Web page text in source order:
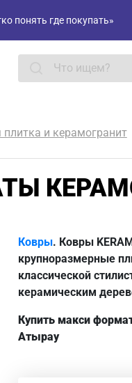
понять где покупать»
и керамогранит
Ковры. Ковры
крупноразмерные
классической
керамическим
Купить макси
Атырау